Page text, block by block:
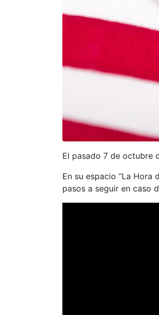
El pasado 7 de octubre
En su espacio “La Hora
pasos a seguir en caso